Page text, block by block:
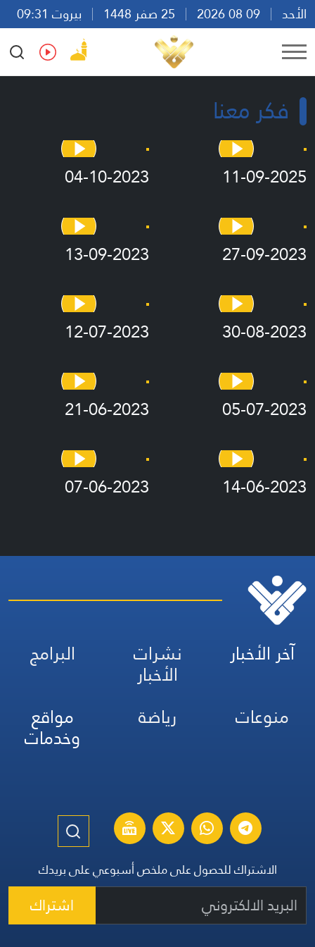
الأحد
بيروت 09:31
Ar
En Fr Es
فكر معنا
11-09-2025
04-10-2023
27-09-2023
13-09-2023
30-08-2023
12-07-2023
05-07-2023
21-06-2023
14-06-2023
07-06-2023
آخر الأخبار نشرات
الأخبار
البرامج
منوعات
رياضة مواقع
وخدمات
الاشتراك للحصول على ملخص أسبوعي على بريدك
اشتراك